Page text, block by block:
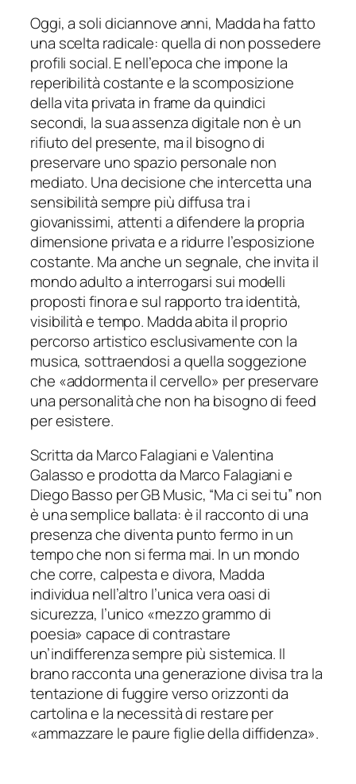
Oggi, a soli diciannove anni, Madda ha fatto
una scelta radicale: quella di non possedere
profili social. E nell’epoca che impone la
reperibilità costante e la scomposizione
della vita privata in frame da quindici
secondi, la sua assenza digitale non è un
rifiuto del presente, ma il bisogno di
preservare uno spazio personale non
mediato. Una decisione che intercetta una
sensibilità sempre più diffusa tra i
giovanissimi, attenti a difendere la propria
dimensione privata e a ridurre l’esposizione
costante. Ma anche un segnale, che invita il
mondo adulto a interrogarsi sui modelli
proposti finora e sul rapporto tra identità,
visibilità e tempo. Madda abita il proprio
percorso artistico esclusivamente con la
musica, sottraendosi a quella soggezione
che «addormenta il cervello» per preservare
una personalità che non ha bisogno di feed
per esistere.
Scritta da Marco Falagiani e Valentina
Galasso e prodotta da Marco Falagiani e
Diego Basso perGB Music, “Ma ci sei tu” non
è una semplice ballata: è il racconto di una
presenza che diventa punto fermo in un
tempo che non si ferma mai. In un mondo
che corre, calpesta e divora, Madda
individua nell’altro l’unica vera oasi di
sicurezza, l’unico «mezzo grammo di
poesia» capace di contrastare
un’indifferenza sempre più sistemica. Il
brano racconta una generazione divisa tra la
tentazione di fuggire verso orizzonti da
cartolina e la necessità di restare per
«ammazzare le paure figlie della diffidenza».